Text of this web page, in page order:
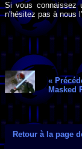
Si vous connaissez
n'hésitez pas à nous
«
Masked
Retour à la page